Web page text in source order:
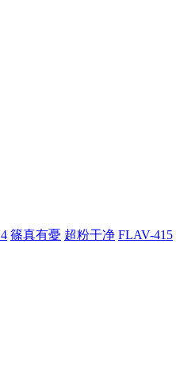
篠真有憂 超粉干净 FLAV-415